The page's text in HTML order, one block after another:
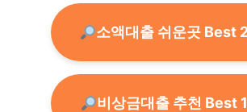
소액대출 쉬운곳 Best
비상금대출 추천 Best